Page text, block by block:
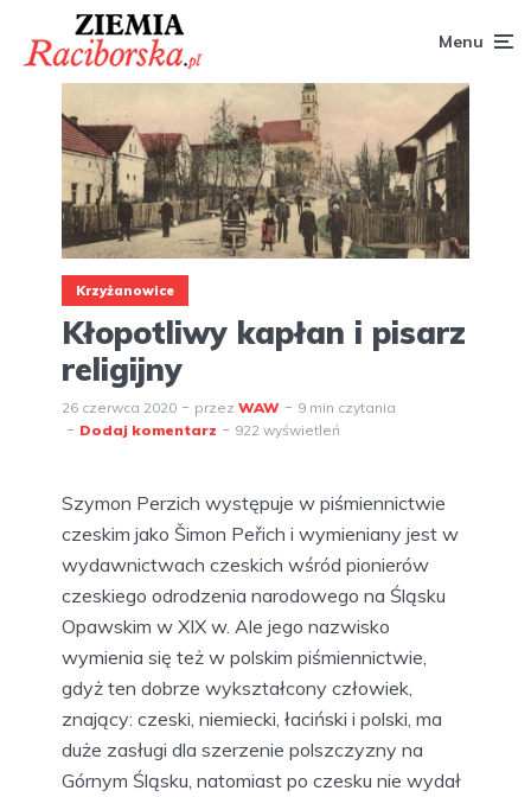
Menu
Krzyżanowice
Kłopotliwy kapłan i pisarz
religijny
26 czerwca 2020 przez WAW
9 min czytania
Dodaj komentarz
922 wyświetleń
Szymon Perzich występuje w piśmiennictwie
czeskim jako Šimon Peřich i wymieniany jest w
wydawnictwach czeskich wśród pionierów
czeskiego odrodzenia narodowego na Śląsku
Opawskim w XIX w. Ale jego nazwisko
wymienia się też w polskim piśmiennictwie,
gdyż ten dobrze wykształcony człowiek,
znający: czeski, niemiecki, łaciński i polski, ma
duże zasługi dla szerzenie polszczyzny na
Górnym Śląsku, natomiast po czesku nie wydał